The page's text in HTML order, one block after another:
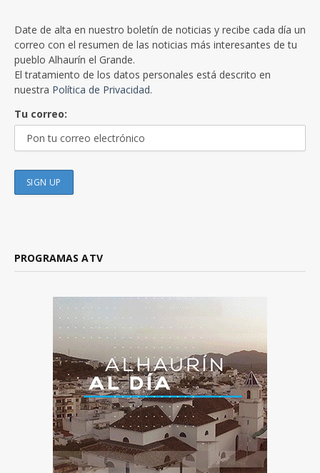
Date de alta en nuestro boletín de noticias y recibe cada día un
correo con el resumen de las noticias más interesantes de tu
pueblo Alhaurín el Grande.
El tratamiento de los datos personales está descrito en
nuestra Política de Privacidad.
Tu correo:
PROGRAMAS ATV